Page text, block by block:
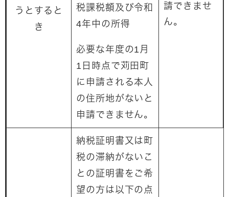
うとすると
き
税課税額及び令和
4年中の所得
必要な年度の1月
1日時点で苅田町
に申請される本人
の住所地がないと
申請できません。
請できませ
ん。
納税証明書又は町
税の滞納がないこ
との証明書をご希
望の方は以下の点